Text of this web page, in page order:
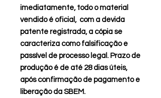
imediatamente, todo o material
vendido é oficial, com a devida
patente registrada, a cópia se
caracteriza como falsificação e
passível de processo legal. Prazo de
produção é de até 28 dias úteis,
após confirmação de pagamento e
liberação da SBEM.